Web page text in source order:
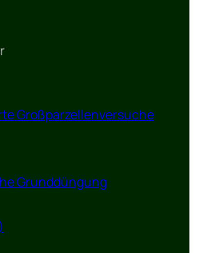
Großparzellenversuche
Grunddüngung